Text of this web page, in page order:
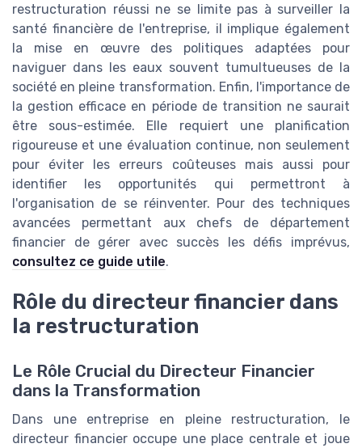
restructuration réussi ne se limite pas à surveiller la
santé financière de l'entreprise, il implique également
la mise en œuvre des politiques adaptées pour
naviguer dans les eaux souvent tumultueuses de la
société en pleine transformation. Enfin, l'importance de
la gestion efficace en période de transition ne saurait
être sous-estimée. Elle requiert une planification
rigoureuse et une évaluation continue, non seulement
pour éviter les erreurs coûteuses mais aussi pour
identifier les opportunités qui permettront à
l'organisation de se réinventer. Pour des techniques
avancées permettant aux chefs de département
financier de gérer avec succès les défis imprévus,
consultez ce guide utile.
Rôle du directeur financier dans
la restructuration
Le Rôle Crucial du Directeur Financier
dans la Transformation
Dans une entreprise en pleine restructuration, le
directeur financier occupe une place centrale et joue